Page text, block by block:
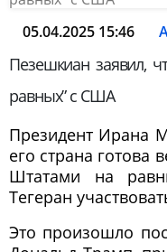
05.04.2025 15:46
Пезешкиан заявил,
равных” с США
Президент Ирана
его страна готова
Штатами на
Тегеран
Это произошло